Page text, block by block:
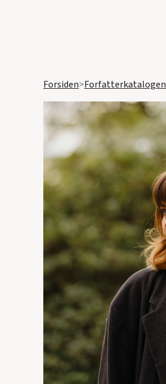
Forsiden>Forfatterkatalogen